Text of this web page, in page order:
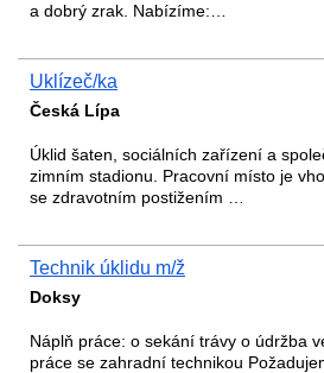
a dobrý zrak. Nabízíme:…
Uklízeč/ka
Česká Lípa
Úklid šaten, sociálních zařízení a
zimním stadionu. Pracovní místo je
se zdravotním postižením …
Technik úklidu m/ž
Doksy
Náplň práce: o sekání trávy o údržba
práce se zahradní technikou